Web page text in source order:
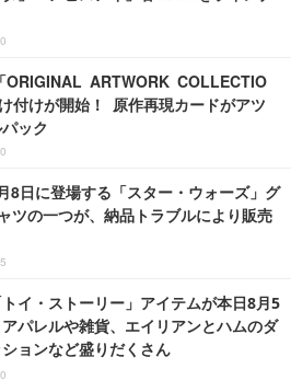
ORIGINAL ARTWORK COLLECTIO
付けが開始！ 原作再現カードがアツ
ック
8日に登場する「スター・ウォーズ」グ
ツの一つが、納品トラブルにより販売
イ・ストーリー」アイテムが本日8月5
パレルや雑貨、エイリアンとハムのダ
ョンなど盛りだくさん